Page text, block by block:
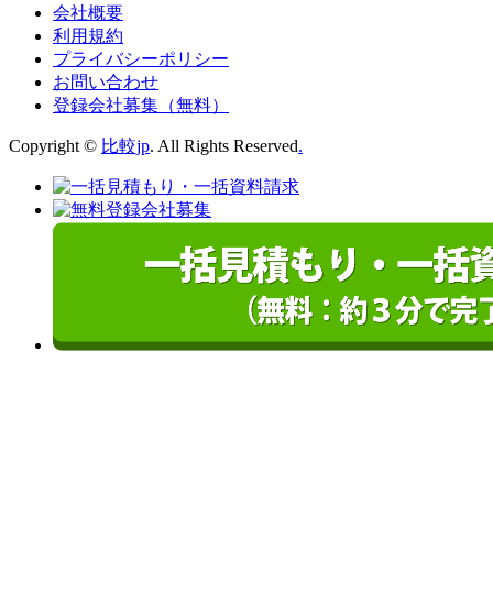
会社概要
利用規約
プライバシーポリシー
お問い合わせ
登録会社募集（無料）
Copyright © 比較jp. All Rights Reserved.